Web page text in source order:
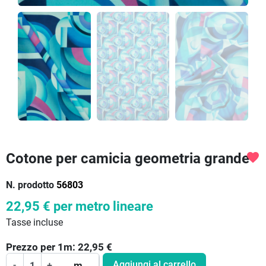
Cotone per camicia geometria grande
N. prodotto 56803
favorite
22,95 € per metro lineare
Tasse incluse
Prezzo per 1 m: 22,95 €